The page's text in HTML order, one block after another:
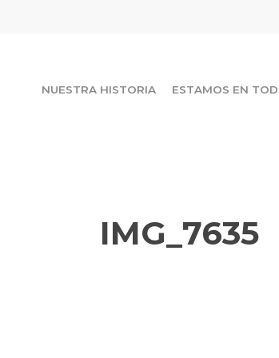
NUESTRA HISTORIA ESTAMOS EN
IMG_7635